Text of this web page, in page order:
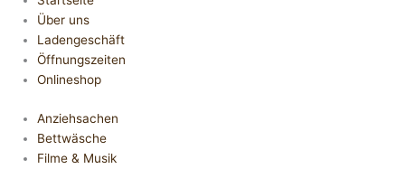
Über uns
Ladengeschäft
Öffnungszeiten
Onlineshop
Anziehsachen
Bettwäsche
Filme & Musik